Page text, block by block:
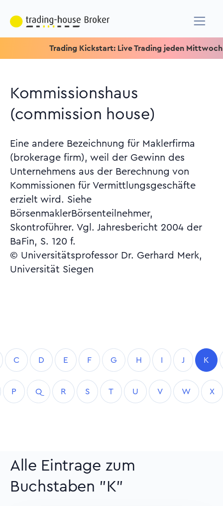
Trading Kickstart: Live Trading jeden Mittwoch um
Kommissionshaus
(commission house)
Eine andere Bezeichnung für Maklerfirma
(brokerage firm), weil der Gewinn des
Unternehmens aus der Berechnung von
Kommissionen für Vermittlungsgeschäfte
erzielt wird. Siehe
BörsenmaklerBörsenteilnehmer,
Skontroführer. Vgl. Jahresbericht 2004 der
BaFin, S. 120 f.
© Universitätsprofessor Dr. Gerhard Merk,
Universität Siegen
C D E F G H I J K
P Q R S T U V W X
Alle Eintrage zum
Buchstaben "K"